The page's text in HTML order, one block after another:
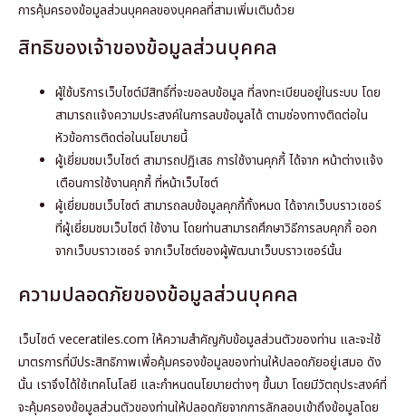
การคุ้มครองข้อมูลส่วนบุคคลของบุคคลที่สามเพิ่มเติมด้วย
สิทธิของเจ้าของข้อมูลส่วนบุคคล
ผู้ใช้บริการเว็บไซต์มีสิทธิ์ที่จะขอลบข้อมูล ที่ลงทะเบียนอยู่ในระบบ โดย
สามารถแจ้งความประสงค์ในการลบข้อมูลได้ ตามช่องทางติดต่อใน
หัวข้อการติดต่อในนโยบายนี้
ผู้เยี่ยมชมเว็บไซต์ สามารถปฎิเสธ การใช้งานคุกกี้ ได้จาก หน้าต่างแจ้ง
เตือนการใช้งานคุกกี้ ที่หน้าเว็บไซต์
ผู้เยี่ยมชมเว็บไซต์ สามารถลบข้อมูลคุกกี้ทั้งหมด ได้จากเว็บบราวเซอร์
ที่ผู้เยี่ยมชมเว็บไซต์ ใช้งาน โดยท่านสามารถศึกษาวิธีการลบคุกกี้ ออก
จากเว็บบราวเซอร์ จากเว็บไซต์ของผู้พัฒนาเว็บบราวเซอร์นั้น
ความปลอดภัยของข้อมูลส่วนบุคคล
เว็บไซต์ veceratiles.com ให้ความสำคัญกับข้อมูลส่วนตัวของท่าน และจะใช้
มาตรการที่มีประสิทธิภาพเพื่อคุ้มครองข้อมูลของท่านให้ปลอดภัยอยู่เสมอ ดัง
นั้น เราจึงได้ใช้เทคโนโลยี และกำหนดนโยบายต่างๆ ขึ้นมา โดยมีวัตถุประสงค์ที่
จะคุ้มครองข้อมูลส่วนตัวของท่านให้ปลอดภัยจากการลักลอบเข้าถึงข้อมูลโดย